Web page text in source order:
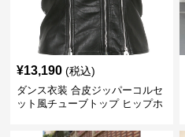
¥13,190 (税込)
ダンス衣装 合皮ジッパーコルセ
ット風チューブトップ ヒップホ